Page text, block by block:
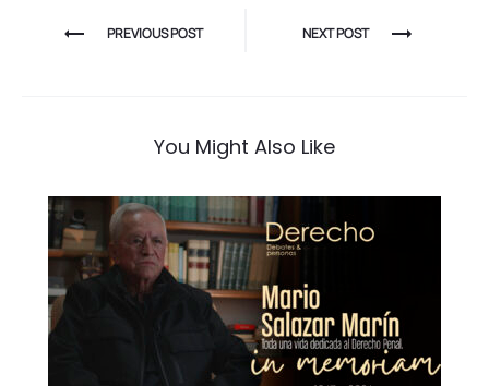
k
Navegación
PREVIOUS POST NEXT POST
You Might Also Like